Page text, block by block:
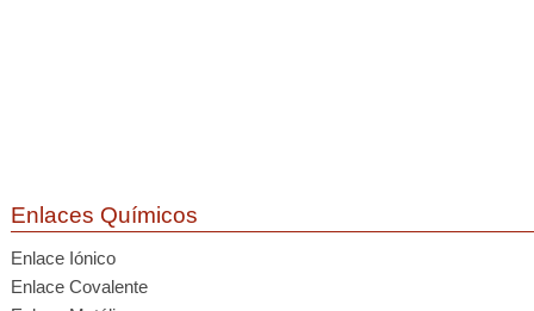
Enlaces Químicos
Enlace Iónico
Enlace Covalente